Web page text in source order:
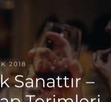
2018
Sanattır –